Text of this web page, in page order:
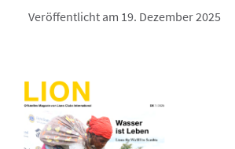
Veröffentlicht am 19. Dezember 2025